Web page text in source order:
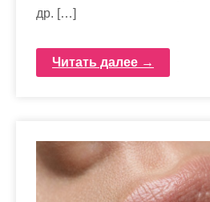
др. […]
Читать далее →